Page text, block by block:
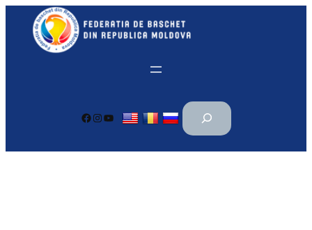
Перейти
содержимому
Facebook Instagram YouTube
П
и